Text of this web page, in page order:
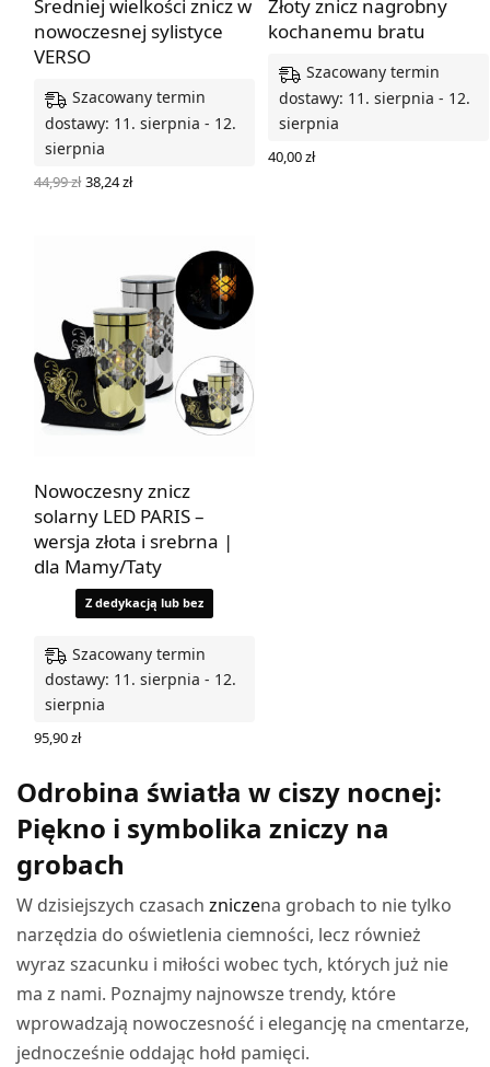
Średniej wielkości znicz w
nowoczesnej sylistyce
VERSO
Szacowany termin
dostawy: 11. sierpnia - 12.
sierpnia
44,99zł Pierwotna
cena
38,24złAktualna
Złoty znicz nagrobny
kochanemu bratu
Szacowany termin
dostawy: 11. sierpnia - 12.
sierpnia
40,00zł
Nowoczesny znicz
solarny LED PARIS –
wersja złota i srebrna |
dla Mamy/Taty
Z dedykacją lub bez
Szacowany termin
dostawy: 11. sierpnia - 12.
sierpnia
95,90zł
Odrobina światła w ciszy nocnej:
Piękno i symbolika zniczy na
grobach
W dzisiejszych czasachzniczena grobach to nie tylko
narzędzia do oświetlenia ciemności, lecz również
wyraz szacunku i miłości wobec tych, których już nie
ma z nami. Poznajmy najnowsze trendy, które
wprowadzają nowoczesność i elegancję na cmentarze,
jednocześnie oddając hołd pamięci.